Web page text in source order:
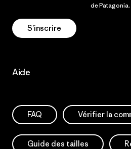
de Patagonia.
S’inscrire
Aide
FAQ Vérifier la
Guide des tailles